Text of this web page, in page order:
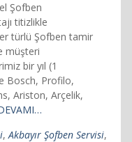
Şofben
titizlikle
türlü Şofben tamir
müşteri
bir yıl (1
Bosch, Profilo,
Ariston, Arçelik,
,Akbayır Şofben Servisi,